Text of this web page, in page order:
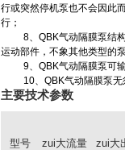
行或突然停机泵也不会因此
行；
8、 QBK气动隔膜泵结
运动部件，不象其他类型的
9、 QBK气动隔膜泵可
10、 QBK气动隔膜泵
主要技术参数
型号
zui大流量
zui大